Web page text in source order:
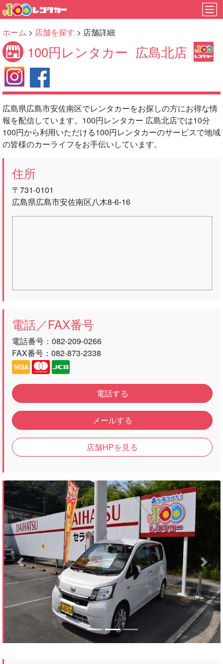
ホーム > 店舗を探す > 店舗詳細
100円レンタカー 広島北店
広島県広島市安佐南区でレンタカーをお探しの方にお得な情
報を配信しています。100円レンタカー 広島北店では10分
100円から利用いただける100円レンタカーのサービスで地域
の皆様のカーライフをお手伝いしています。
住所
〒731-0101
広島県広島市安佐南区八木8-6-16
電話／FAX番号
電話番号： 082-209-0266
FAX番号：082-873-2338
電話する
メールする
店舗HPを見る
Previous Next